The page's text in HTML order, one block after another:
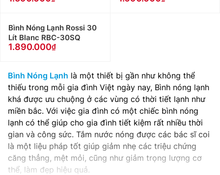
Bình Nóng Lạnh Rossi 30
Lít Blanc RBC-30SQ
1.890.000
Bình Nóng Lạnh là một thiết bị gần như không thể
thiếu trong mỗi gia đình Việt ngày nay, Bình nóng lạnh
khá được ưu chuộng ở các vùng có thời tiết lạnh như
miền bắc. Với việc gia đình có một chiếc bình nóng
lạnh có thể giúp cho gia đình tiết kiệm rất nhiều thời
gian và công sức. Tắm nước nóng được các bác sĩ coi
là một liệu pháp tốt giúp giảm nhẹ các triệu chứng
căng thẳng, mệt mỏi, cũng như giảm trọng lượng cơ
thể, làm đẹp hiệu quả.